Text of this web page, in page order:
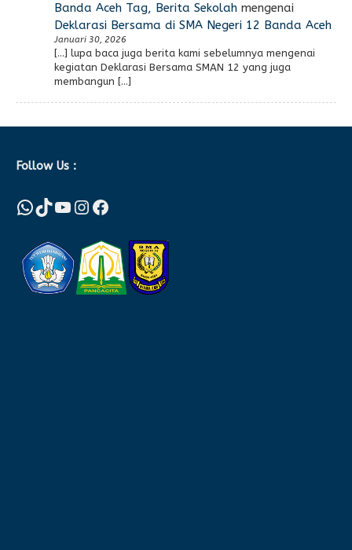
Banda Aceh Tag, Berita Sekolahmengenai
Deklarasi Bersama di SMA Negeri 12 Banda Aceh
Januari 30, 2026
[…] lupa baca juga berita kami sebelumnya mengenai
kegiatan Deklarasi Bersama SMAN 12 yang juga
membangun […]
Follow Us :
WhatsApp
TikTok
YouTube
Instagram
Facebook